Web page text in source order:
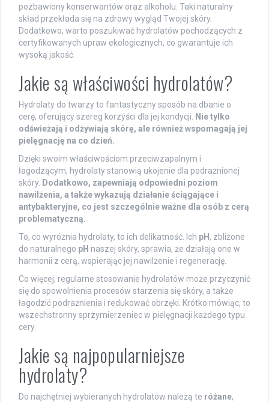
pozbawiony konserwantów oraz alkoholu. Taki naturalny
skład przekłada się na zdrowy wygląd Twojej skóry.
Dodatkowo, warto poszukiwać hydrolatów pochodzących z
certyfikowanych upraw ekologicznych, co gwarantuje ich
wysoką jakość.
Jakie są właściwości hydrolatów?
Hydrolaty do twarzy to fantastyczny sposób na dbanie o
cerę, oferujący szereg korzyści dla jej kondycji.
Nie tylko
odświeżają i odżywiają skórę, ale również wspomagają jej
pielęgnację na co dzień.
Dzięki swoim właściwościom przeciwzapalnym i
łagodzącym, hydrolaty stanowią ukojenie dla podrażnionej
skóry. Dodatkowo, zapewniają odpowiedni poziom
nawilżenia, a także wykazują działanie ściągające i
antybakteryjne, co jest szczególnie ważne dla osób z cerą
problematyczną.
To, co wyróżnia hydrolaty, to ich delikatność. Ich pH , zbliżone
do naturalnego pH naszej skóry, sprawia, że działają one w
harmonii z cerą, wspierając jej nawilżenie i regenerację.
Co więcej, regularne stosowanie hydrolatów może przyczynić
się do spowolnienia procesów starzenia się skóry, a także
łagodzić podrażnienia i redukować obrzęki. Krótko mówiąc, to
wszechstronny sprzymierzeniec w pielęgnacji każdego typu
cery.
Jakie są najpopularniejsze
hydrolaty?
Do najchętniej wybieranych hydrolatów należą te różane,